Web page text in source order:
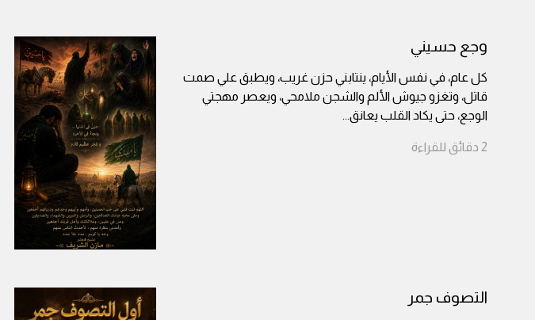
وجع حسيني
كل عام، في نفس الأيام، ينتابني حزن غريب، ويطبق علي صمت
قاتل، وتغزو جيوش الألم والشجن ملامحي، ويعصر مهجتي
الوجع، حتى يكاد القلب يعانق...
2 دقائق للقراءة
التصوف جمر